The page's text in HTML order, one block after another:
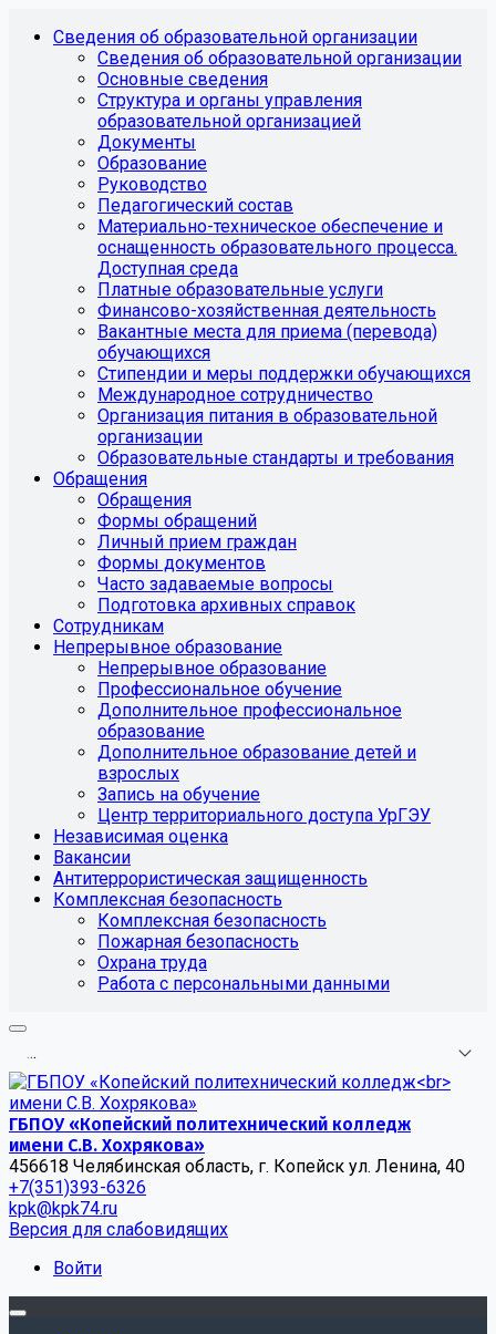
Сведения об образовательной организации
Сведения об образовательной организации
Основные сведения
Структура и органы управления
образовательной организацией
Документы
Образование
Руководство
Педагогический состав
Материально-техническое обеспечение и
оснащенность образовательного процесса.
Доступная среда
Платные образовательные услуги
Финансово-хозяйственная деятельность
Вакантные места для приема (перевода)
обучающихся
Стипендии и меры поддержки обучающихся
Международное сотрудничество
Организация питания в образовательной
организации
Образовательные стандарты и требования
Обращения
Обращения
Формы обращений
Личный прием граждан
Формы документов
Часто задаваемые вопросы
Подготовка архивных справок
Сотрудникам
Непрерывное образование
Непрерывное образование
Профессиональное обучение
Дополнительное профессиональное
образование
Дополнительное образование детей и
взрослых
Запись на обучение
Центр территориального доступа УрГЭУ
Независимая оценка
Вакансии
Антитеррористическая защищенность
Комплексная безопасность
Комплексная безопасность
Пожарная безопасность
Охрана труда
Работа с персональными данными
...
ГБПОУ «Копейский политехнический колледж
имени С.В. Хохрякова»
456618 Челябинская область, г. Копейск ул. Ленина, 40
+7(351)393-6326
kpk@kpk74.ru
Версия для слабовидящих
Войти